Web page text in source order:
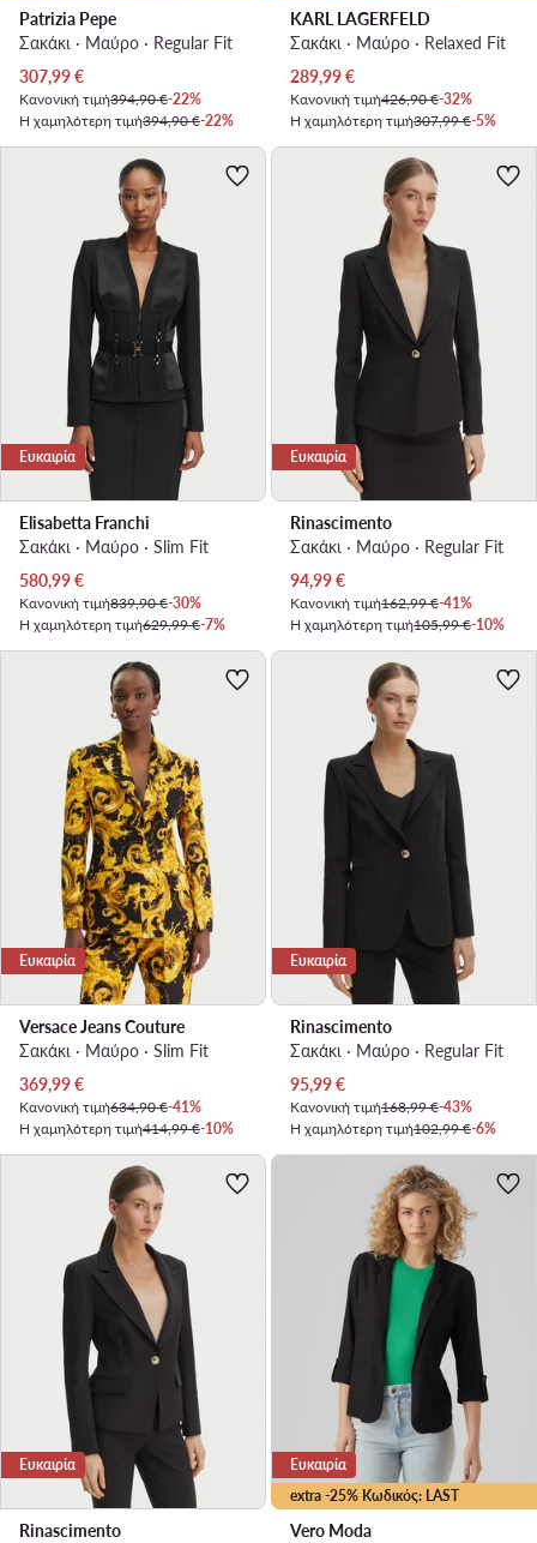
Patrizia Pepe
Σακάκι · Μαύρο · Regular Fit
Τρέχουσα τιμή
307,99€
Κανονική τιμή394,90 €-22%
Η χαμηλότερη τιμή394,90 €-22%
KARL LAGERFELD
Σακάκι · Μαύρο · Relaxed Fit
Τρέχουσα τιμή
289,99€
Κανονική τιμή426,90 €-32%
Η χαμηλότερη τιμή307,99 €-5%
Ευκαιρία
Elisabetta Franchi
Σακάκι · Μαύρο · Slim Fit
Τρέχουσα τιμή
580,99€
Κανονική τιμή839,90 €-30%
Η χαμηλότερη τιμή629,99 €-7%
Ευκαιρία
Rinascimento
Σακάκι · Μαύρο · Regular Fit
Τρέχουσα τιμή
94,99€
Κανονική τιμή162,99 €-41%
Η χαμηλότερη τιμή105,99 €-10%
Ευκαιρία
Versace Jeans Couture
Σακάκι · Μαύρο · Slim Fit
Τρέχουσα τιμή
369,99€
Κανονική τιμή634,90 €-41%
Η χαμηλότερη τιμή414,99 €-10%
Ευκαιρία
Rinascimento
Σακάκι · Μαύρο · Regular Fit
Τρέχουσα τιμή
95,99€
Κανονική τιμή168,99 €-43%
Η χαμηλότερη τιμή102,99 €-6%
Ευκαιρία
Rinascimento
extra -25% Κωδικός: LAST
Ευκαιρία
Vero Moda